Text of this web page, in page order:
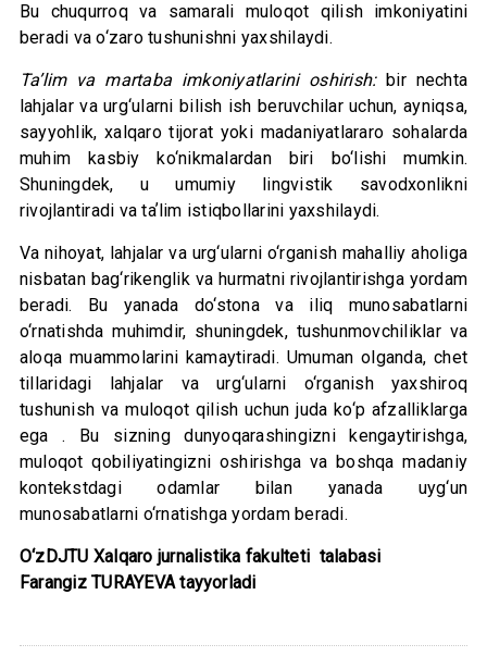
Bu chuqurroq va samarali muloqot qilish imkoniyatini
beradi va o‘zaro tushunishni yaxshilaydi.
Taʼlim va martaba imkoniyatlarini oshirish:bir nechta
lahjalar va urg‘ularni bilish ish beruvchilar uchun, ayniqsa,
sayyohlik, xalqaro tijorat yoki madaniyatlararo sohalarda
muhim kasbiy ko‘nikmalardan biri bo‘lishi mumkin.
Shuningdek, u umumiy lingvistik savodxonlikni
rivojlantiradi va taʼlim istiqbollarini yaxshilaydi.
Va nihoyat, lahjalar va urg‘ularni o‘rganish mahalliy aholiga
nisbatan bag‘rikenglik va hurmatni rivojlantirishga yordam
beradi. Bu yanada do‘stona va iliq munosabatlarni
o‘rnatishda muhimdir, shuningdek, tushunmovchiliklar va
aloqa muammolarini kamaytiradi. Umuman olganda, chet
tillaridagi lahjalar va urg‘ularni o‘rganish yaxshiroq
tushunish va muloqot qilish uchun juda ko‘p afzalliklarga
ega . Bu sizning dunyoqarashingizni kengaytirishga,
muloqot qobiliyatingizni oshirishga va boshqa madaniy
kontekstdagi odamlar bilan yanada uyg‘un
munosabatlarni o‘rnatishga yordam beradi.
O‘zDJTU Xalqaro jurnalistika fakulteti talabasi
Farangiz TURAYEVA tayyorladi